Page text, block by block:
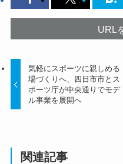
URL
気軽にスポーツに親しめる
場づくりへ、四日市市とス
ポーツ庁が中央通りでモデ
ル事業を展開へ
関連記事